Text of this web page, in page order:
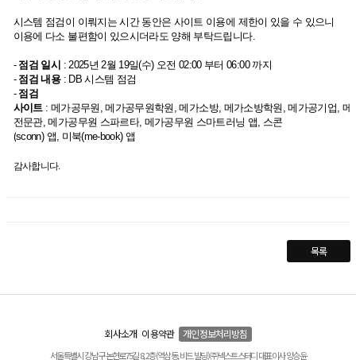
시스템 점검이 이뤄지는 시간 동안은 사이트 이용에 제한이 있을 수 있으니
이용에 다소 불편함이 있으시더라도 양해 부탁드립니다.
- 점검 일시 :2025년 2월 19일(수) 오전 02:00 부터 06:00까지
- 점검 내용: DB시스템 점검
- 점검
사이트: 메가공무원 ,메가공무원학원 ,메가소방, 메가소방학원 ,메가공기업, 메
전문관,메가공무원 스파르타, 메가공무원 스마트러닝 앱, 스콘
(sconn) 앱, 미북(me-book) 앱
감사합니다.
목록
회사소개 이용약관 개인정보처리방침
서울특별시 강남구 논현로75길 8, 2층(역삼동, 비드 빌딩) ㈜넥스트스터디 대표이사 양승윤